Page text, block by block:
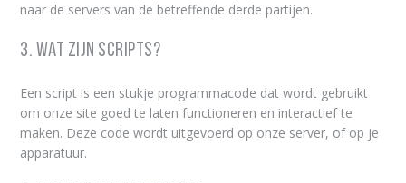
naar de servers van de betreffende derde partijen.
3. Wat zijn scripts?
Een script is een stukje programmacode dat wordt gebruikt
om onze site goed te laten functioneren en interactief te
maken. Deze code wordt uitgevoerd op onze server, of op je
apparatuur.